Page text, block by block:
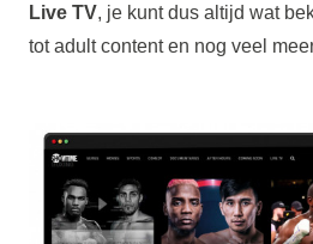
Live TV, je kunt dus altijd wat
tot adult content en nog veel